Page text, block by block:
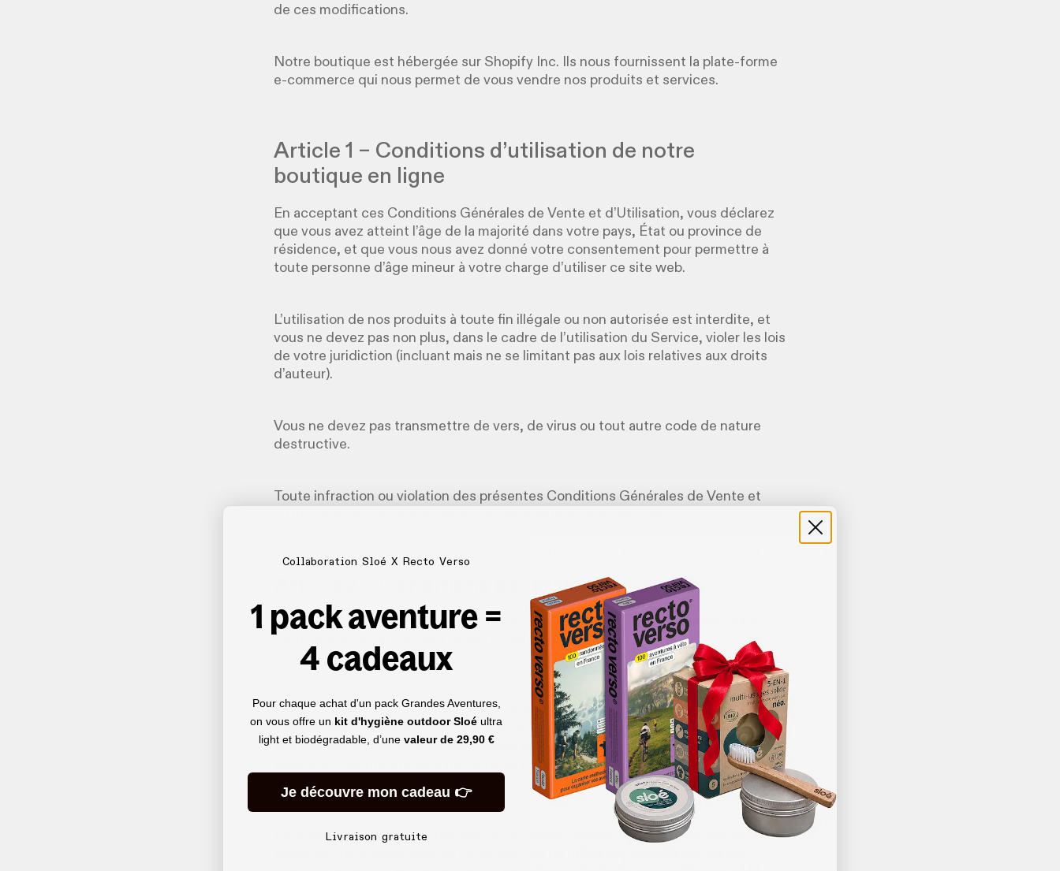
de ces modifications.
Notre boutique est hébergée sur Shopify Inc. Ils nous fournissent la plate-forme
e-commerce qui nous permet de vous vendre nos produits et services.
Article 1 – Conditions d’utilisation de notre
boutique en ligne
En acceptant ces Conditions Générales de Vente et d’Utilisation, vous déclarez
que vous avez atteint l’âge de la majorité dans votre pays, État ou province de
résidence, et que vous nous avez donné votre consentement pour permettre à
toute personne d’âge mineur à votre charge d’utiliser ce site web.
L’utilisation de nos produits à toute fin illégale ou non autorisée est interdite, et
vous ne devez pas non plus, dans le cadre de l’utilisation du Service, violer les lois
de votre juridiction (incluant mais ne se limitant pas aux lois relatives aux droits
d’auteur).
Vous ne devez pas transmettre de vers, de virus ou tout autre code de nature
destructive.
Toute infraction ou violation des présentes Conditions Générales de Vente et
Article 2 – Conditions générales
Nous nous réservons le droit de refuser à tout moment l’accès aux services à
toute personne, et ce, pour quelque raison que ce soit.
Vous comprenez que votre contenu (à l’exclusion de vos informations de carte de
crédit) pourrait être transféré de manière non chiffrée, et cela sous-entend (a)
des transmissions sur divers réseaux; et (b) des changements pour se conformer
et s’adapter aux exigences techniques pour la connexion des réseaux ou
appareils. Les informations de carte de crédit sont toujours chiffrées pendant la
transmission sur les réseaux.
Vous acceptez de ne pas reproduire, dupliquer, copier, vendre, revendre ou
Collaboration Sloé X Recto Verso
1 pack aventure =
4 cadeaux
Pour chaque achat d'un pack Grandes Aventures,
on vous offre un kit d'hygiène outdoor Sloé ultra
light et biodégradable, d’une valeur de 29,90 €
Je découvre mon cadeau 👉
Livraison gratuite